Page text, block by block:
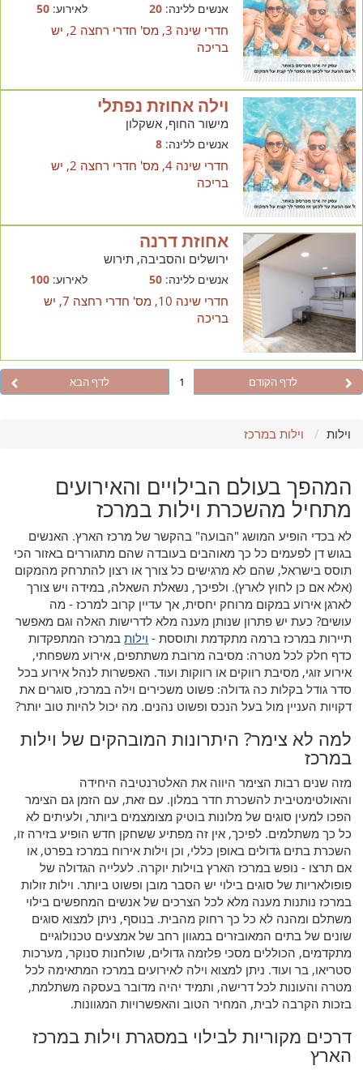
אנשים ללינה:20 לאירוע:50
חדרי שינה 3, מס' חדרי רחצה 2, יש
בריכה
וילה אחוזת נפתלי
מישור החוף, אשקלון
אנשים ללינה:8
חדרי שינה 4, מס' חדרי רחצה 2, יש
בריכה
אחוזת דרנה
ירושלים והסביבה, תירוש
אנשים ללינה:50 לאירוע:100
חדרי שינה 10, מס' חדרי רחצה 7, יש
בריכה
לדף הקודם 1 לדף הבא
וילות וילות במרכז
המהפך בעולם הבילויים והאירועים
מתחיל מהשכרת וילות במרכז
לא בכדי הופיע המושג "הבועה" בהקשר של מרכז הארץ. האנשים
בגוש דן לפעמים כל כך מאוהבים בעובדה שהם מתגוררים באזור הכי
תוסס בישראל, שהם לא מרגישים כל צורך או רצון להתרחק מהמקום
(אלא אם כן לחוץ לארץ). ולפיכך, נשאלת השאלה, במידה ויש צורך
לארגן אירוע במקום מרוחק יחסית, אך עדיין קרוב למרכז - מה
עושים? כעת יש פתרון שנותן מענה מלא לדרישות האלה וגם מאפשר
תיירות במרכז ברמה מתקדמת ותוססת - וילותבמרכז המתפקדות
כדף חלק לכל מטרה: מסיבה מרובת משתתפים, אירוע משפחתי,
אירוע זוגי, מסיבת רווקים או רווקות ועוד. האפשרות לנהל אירוע בכל
סדר גודל בקלות כה גדולה: פשוט משכירים וילה במרכז, סוגרים את
דקויות העניין מול בעל הנכס ופשוט נהנים. מה יכול להיות טוב יותר?
למה לא צימר? היתרונות המובהקים של וילות
במרכז
מזה שנים רבות הצימר היווה את האלטרנטיבה היחידה
והאולטימטיבית להשכרת חדר במלון. עם זאת, עם הזמן גם הצימר
הפכו למעין סוגים של מלונות בוטיק מצומצמים ביותר, ולעיתים לא
כל כך משתלמים. לפיכך, אין זה מפתיע ששחקן חדש הופיע בזירה זו,
השכרת בתים גדולים באופן כללי, וכן וילות אירוח במרכז בפרט, או
אם תרצו - נופש במרכז הארץ בוילות יוקרה. לעלייה הגדולה של
פופולאריות של סוגים בילוי יש הסבר מובן ופשוט ביותר. וילות זולות
במרכז נותנות מענה מלא לכל הצרכים של אנשים המחפשים בילוי
משתלם ומהנה לא כל כך רחוק מהבית. בנוסף, ניתן למצוא סוגים
שונים של בתים המאובזרים במגוון רחב של אמצעים טכנולוגיים
מתקדמים, הכוללים מסכי פלזמה גדולים, שולחנות סנוקר, מערכות
סטריאו, בר ועוד. ניתן למצוא וילה לאירועים במרכז המתאימה לכל
מטרה והעונות לכל דרישה, ותמיד יהיה מדובר בעסקה משתלמת,
בזכות הקרבה לבית, המחיר הטוב והאפשרויות המגוונות.
דרכים מקוריות לבילוי במסגרת וילות במרכז
הארץ